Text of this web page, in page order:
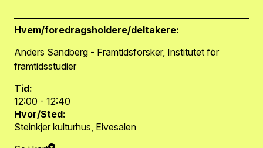
Hvem/foredragsholdere/deltakere:
Anders Sandberg - Framtidsforsker, Institutet för
framtidsstudier
Tid:
12:00 - 12:40
Hvor/Sted:
Steinkjer kulturhus, Elvesalen